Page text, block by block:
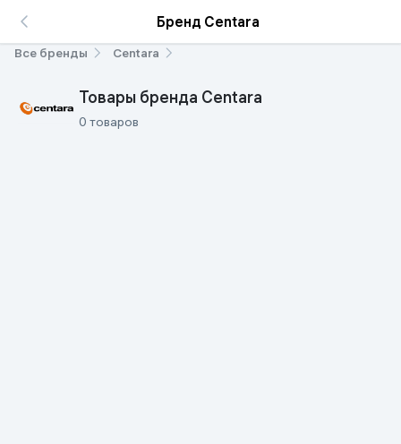
Бренд Centara
Все бренды Centara
Товары бренда Centara
0 товаров